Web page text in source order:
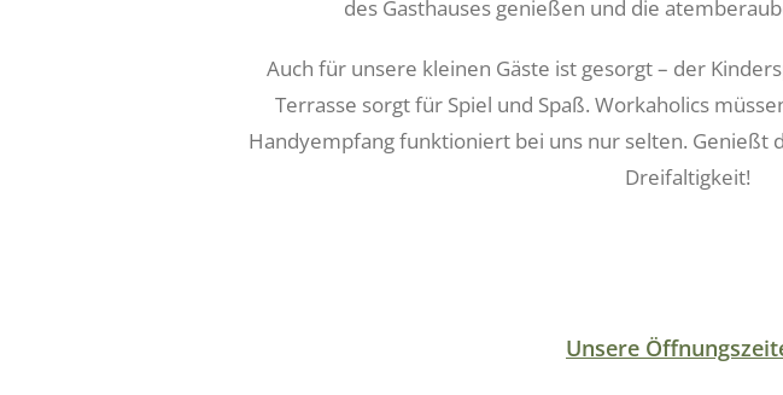
des Gasthauses genießen und die
Auch für unsere kleinen Gäste ist gesorgt – der
Terrasse sorgt für Spiel und Spaß. Workaholics
Handyempfang funktioniert bei uns nur selten. Genießt
Dreifaltigkeit!
Unsere